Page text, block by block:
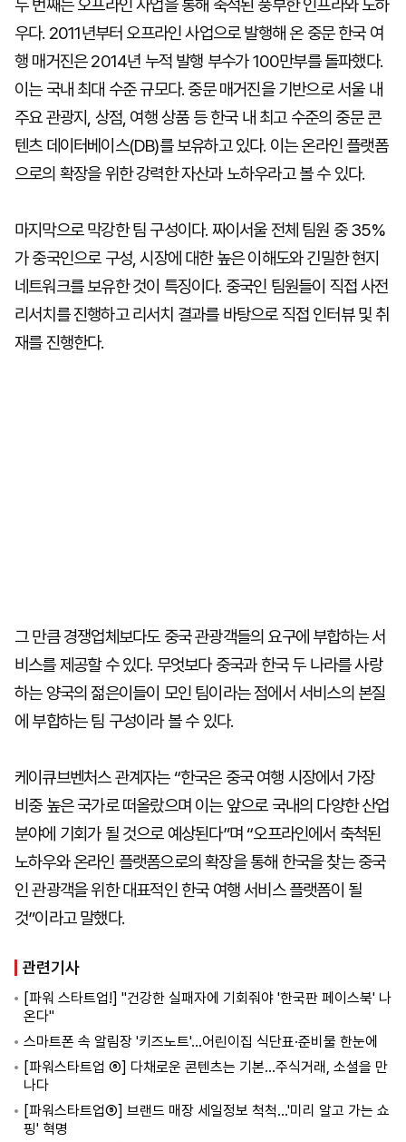
두 번째는 오프라인 사업을 통해 축적된 풍부한 인프라와 노하
우다. 2011년부터 오프라인 사업으로 발행해 온 중문 한국 여
행 매거진은 2014년 누적 발행 부수가 100만부를 돌파했다.
이는 국내 최대 수준 규모다. 중문 매거진을 기반으로 서울 내
주요 관광지, 상점, 여행 상품 등 한국 내 최고 수준의 중문 콘
텐츠 데이터베이스(DB)를 보유하고 있다. 이는 온라인 플랫폼
으로의 확장을 위한 강력한 자산과 노하우라고 볼 수 있다.
마지막으로 막강한 팀 구성이다. 짜이서울 전체 팀원 중 35%
가 중국인으로 구성, 시장에 대한 높은 이해도와 긴밀한 현지
네트워크를 보유한 것이 특징이다. 중국인 팀원들이 직접 사전
리서치를 진행하고 리서치 결과를 바탕으로 직접 인터뷰 및 취
재를 진행한다.
그 만큼 경쟁업체보다도 중국 관광객들의 요구에 부합하는 서
비스를 제공할 수 있다. 무엇보다 중국과 한국 두 나라를 사랑
하는 양국의 젊은이들이 모인 팀이라는 점에서 서비스의 본질
에 부합하는 팀 구성이라 볼 수 있다.
케이큐브벤처스 관계자는 “한국은 중국 여행 시장에서 가장
비중 높은 국가로 떠올랐으며 이는 앞으로 국내의 다양한 산업
분야에 기회가 될 것으로 예상된다”며 “오프라인에서 축척된
노하우와 온라인 플랫폼으로의 확장을 통해 한국을 찾는 중국
인 관광객을 위한 대표적인 한국 여행 서비스 플랫폼이 될
것”이라고 말했다.
관련기사
[파워 스타트업!] "건강한 실패자에 기회줘야 '한국판 페이스북' 나
온다"
스마트폰 속 알림장 '키즈노트'…어린이집 식단표·준비물 한눈에
[파워스타트업 ⑥] 다채로운 콘텐츠는 기본...주식거래, 소셜을 만
나다
[파워스타트업⑤] 브랜드 매장 세일정보 척척…'미리 알고 가는 쇼
핑' 혁명